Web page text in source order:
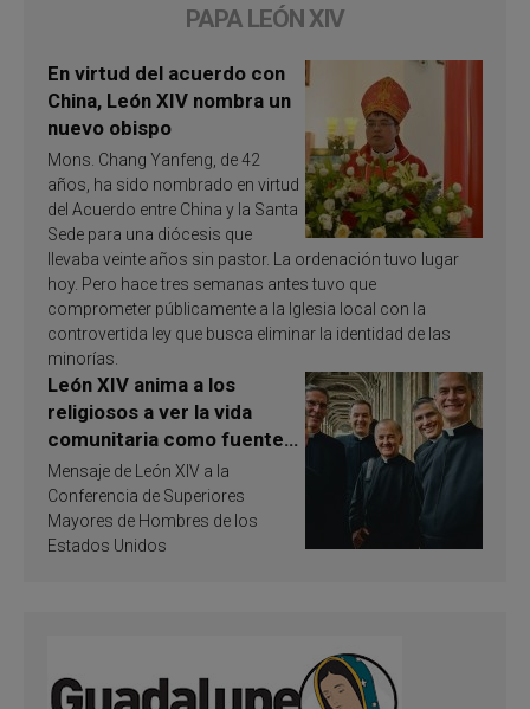
PAPA LEÓN XIV
En virtud del acuerdo con
China, León XIV nombra un
nuevo obispo
Mons. Chang Yanfeng, de 42
años, ha sido nombrado en virtud
del Acuerdo entre China y la Santa
Sede para una diócesis que
llevaba veinte años sin pastor. La ordenación tuvo lugar
hoy. Pero hace tres semanas antes tuvo que
comprometer públicamente a la Iglesia local con la
controvertida ley que busca eliminar la identidad de las
minorías.
León XIV anima a los
religiosos a ver la vida
comunitaria como fuente
de inspiración y
santificación
Mensaje de León XIV a la
Conferencia de Superiores
Mayores de Hombres de los
Estados Unidos